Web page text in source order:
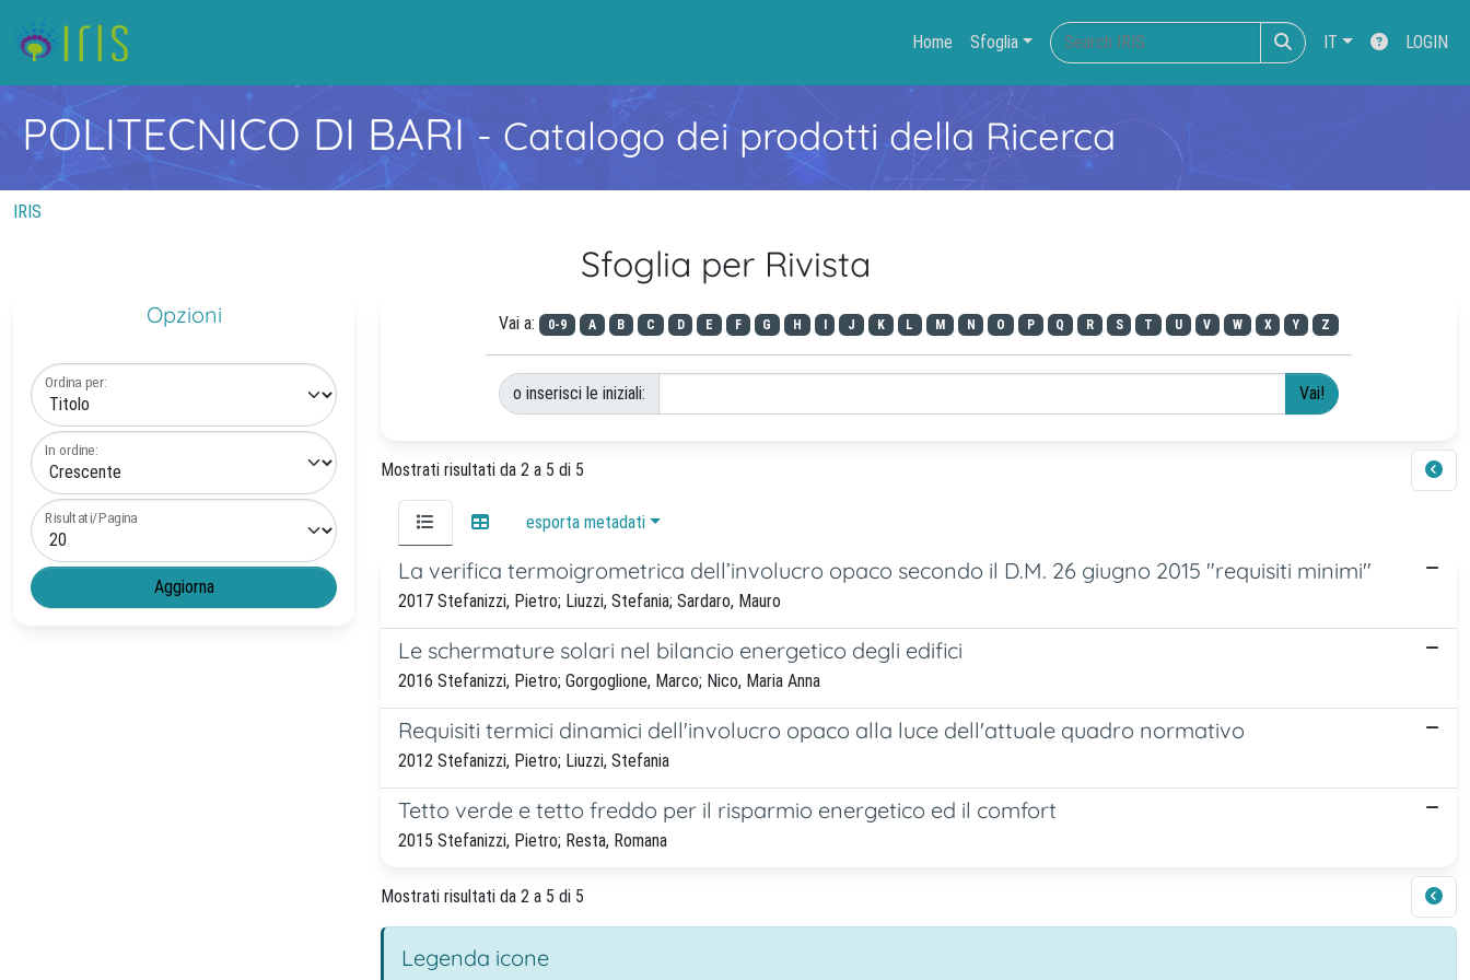
Home Sfoglia IT LOGIN
POLITECNICO DI BARI- Catalogo dei prodotti della Ricerca
IRIS
Sfoglia per Rivista
Opzioni
Ordina per:
In ordine:
Risultati/Pagina
Vai a: 0-9 A B C D E F G H J K L M N O P Q R S T U V W X Y Z
o inserisci le iniziali:
Mostrati risultati da 2 a 5 di 5
esporta metadati
La verifica termoigrometrica dell’involucro opaco secondo il D.M. 26 giugno 2015 "requisiti minimi"
2017 Stefanizzi, Pietro; Liuzzi, Stefania; Sardaro, Mauro
Le schermature solari nel bilancio energetico degli edifici
2016 Stefanizzi, Pietro; Gorgoglione, Marco; Nico, Maria Anna
Requisiti termici dinamici dell'involucro opaco alla luce dell'attuale quadro normativo
2012 Stefanizzi, Pietro; Liuzzi, Stefania
Tetto verde e tetto freddo per il risparmio energetico ed il comfort
2015 Stefanizzi, Pietro; Resta, Romana
Mostrati risultati da 2 a 5 di 5
Legenda icone